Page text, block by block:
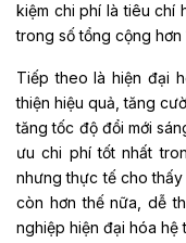
kiệm chi phí là tiêu chí
trong số tổng cộng hơn
Tiếp theo là hiện đại
thiện hiệu quả, tăng
tăng tốc độ đổi mới
ưu chi phí tốt nhất
nhưng thực tế cho
còn hơn thế nữa, dễ
nghiệp hiện đại hóa hệ